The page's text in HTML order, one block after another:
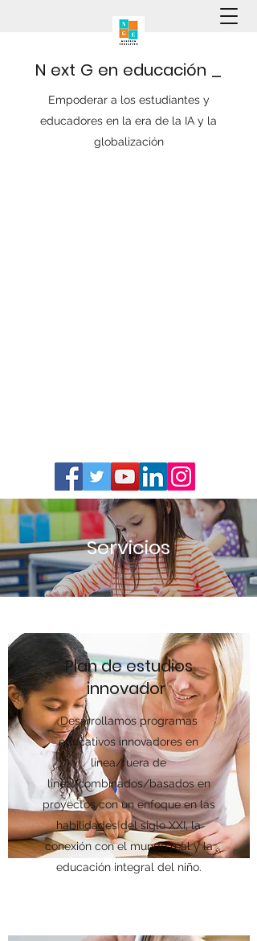
N ext G en educación _
Empoderar a los estudiantes y
educadores en la era de la IA y la
globalización
Servicios
Plan de estudios
innovador
Desarrollamos programas
educativos innovadores en
línea/fuera de
línea/combinados/basados en
proyectos con un enfoque en las
habilidades del siglo XXI, la
conexión con el mundo real y la
educación integral del niño.